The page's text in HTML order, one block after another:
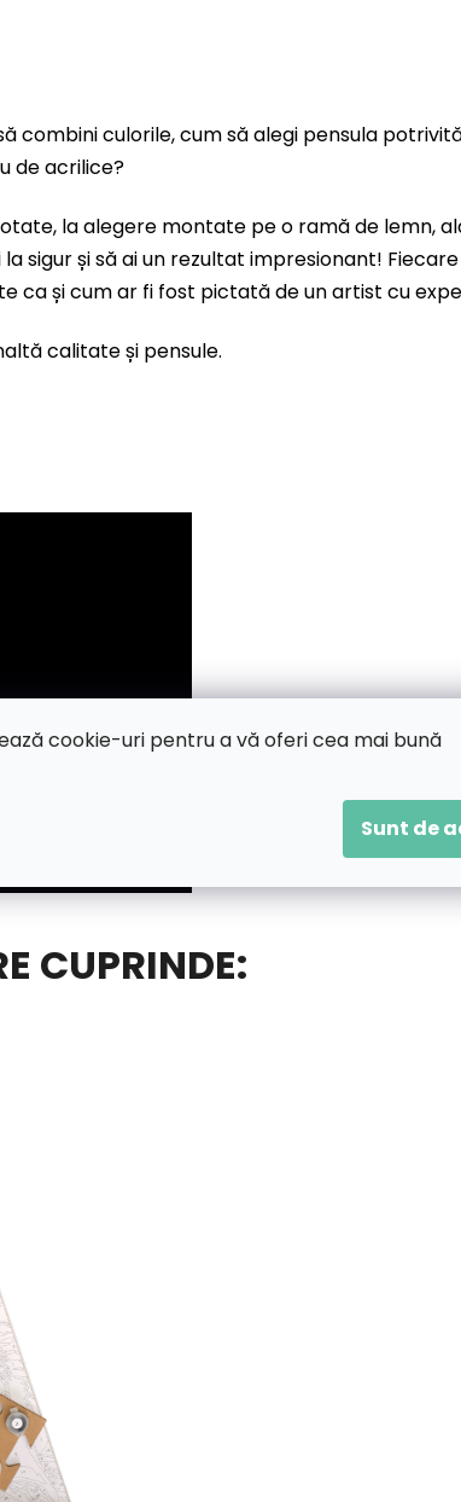
cookie-uri pentru a vă oferi cea mai bună
Sunt de
combini culorile, cum să alegi pensula
de acrilice?
la alegere montate pe o ramă de lemn,
sigur și să ai un rezultat impresionant!
ca și cum ar fi fost pictată de un artist cu
calitate și pensule.
CUPRINDE: